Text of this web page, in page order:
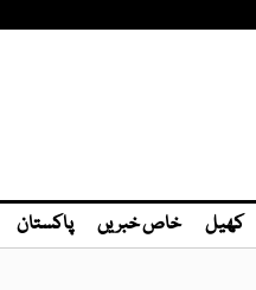
کھیل خاص خبریں پاکستان